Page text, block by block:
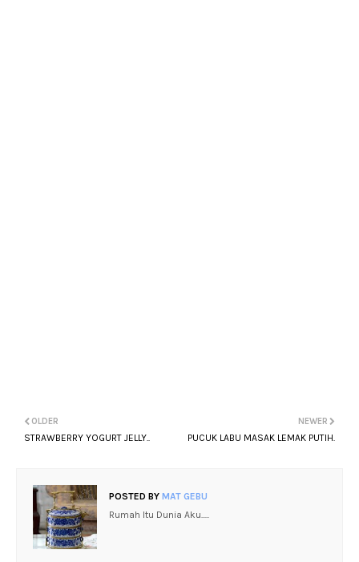
NEWER
PUCUK LABU MASAK LEMAK PUTIH.
OLDER
STRAWBERRY YOGURT JELLY..
POSTED BY MAT GEBU
Rumah Itu Dunia Aku.....